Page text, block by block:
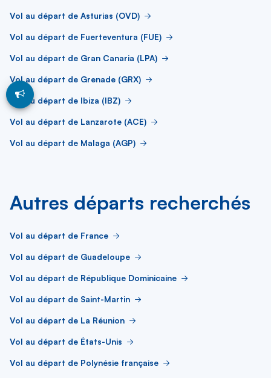
Vol au départ de Asturias (OVD)
Vol au départ de Fuerteventura (FUE)
Vol au départ de Gran Canaria (LPA)
Vol au départ de Grenade (GRX)
Vol au départ de Ibiza (IBZ)
Vol au départ de Lanzarote (ACE)
Vol au départ de Malaga (AGP)
Autres départs recherchés
Vol au départ de France
Vol au départ de Guadeloupe
Vol au départ de République Dominicaine
Vol au départ de Saint-Martin
Vol au départ de La Réunion
Vol au départ de États-Unis
Vol au départ de Polynésie française